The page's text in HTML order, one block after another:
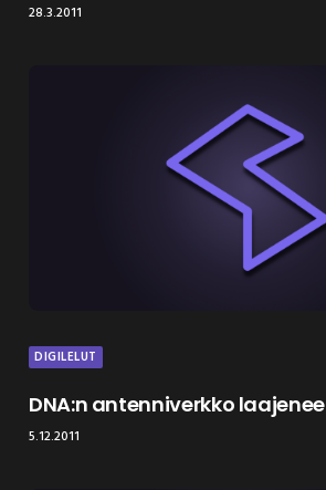
28.3.2011
DIGILELUT
DNA:n antenniverkko laajenee
5.12.2011